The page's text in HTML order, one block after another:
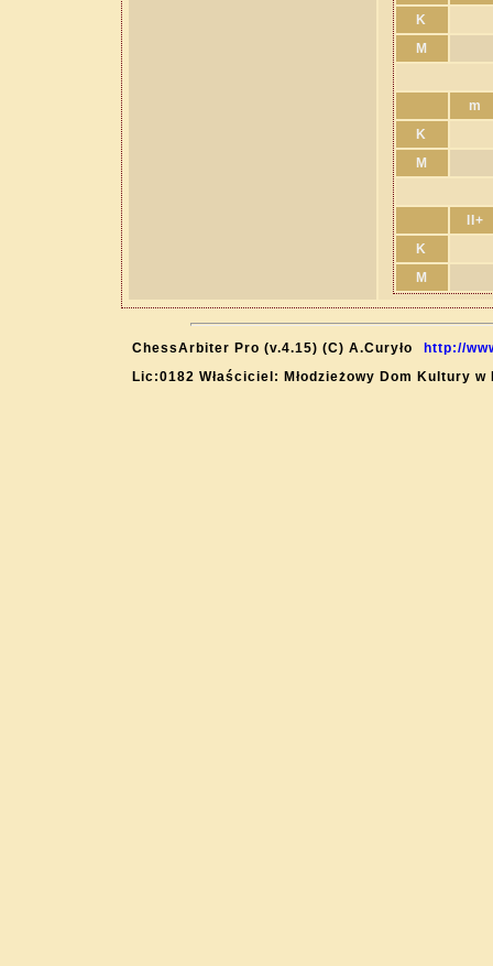
K
M
m
K
M
II+
K
M
ChessArbiter Pro (v.4.15) (C) A.Curyło
http://
Lic:0182 Właściciel: Młodzieżowy Dom Kultury w